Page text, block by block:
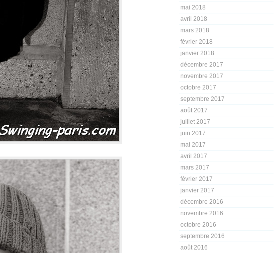
mai 2018
avril 2018
mars 2018
février 2018
janvier 2018
décembre 2017
novembre 2017
octobre 2017
septembre 2017
août 2017
juillet 2017
juin 2017
mai 2017
avril 2017
mars 2017
février 2017
janvier 2017
décembre 2016
novembre 2016
octobre 2016
septembre 2016
août 2016